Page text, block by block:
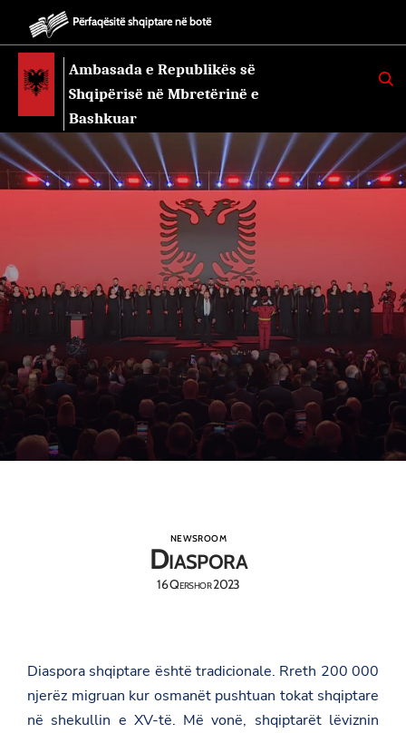
Përfaqësitë shqiptare në botë
Ambasada e Republikës së
Shqipërisë në Mbretërinë e
Bashkuar
K
E
NEWSROOM
Diaspora
16 Qershor 2023
Diaspora shqiptare është tradicionale. Rreth 200 000
njerëz migruan kur osmanët pushtuan tokat shqiptare
në shekullin e XV-të. Më vonë, shqiptarët lëviznin